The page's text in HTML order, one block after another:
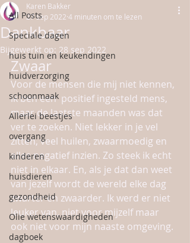
All Posts
Speciale dagen
huis tuin en keukendingen
huidverzorging
schoonmaak
Allerlei beestjes
overgang
kinderen
huisdieren
gezondheid
Olie wetenswaardigheden
dagboek
Dankbaar
Karen Bakker
27 sep 2022 4 minuten om te lezen
Bijgewerkt op: 28 sep 2022
Zwaar
Voor de mensen die mij niet kennen,
ik ben een  positief ingesteld mens,
maar de laatste maanden was dat
ver te zoeken. Niet lekker in je vel
zitten, veel huilen, zwaarmoedig en
alles negatief inzien. Zo steek ik echt
niet in elkaar. En, als je dat dan weet
van jezelf wordt de wereld elke dag
zwarter en zwaarder. Ik werd er niet
leuker van, niet voor mijzelf maar
ook niet voor mijn naaste omgeving.